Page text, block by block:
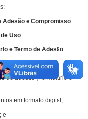
Adesão e Compromisso.
Uso.
e Termo de Adesão
de adesão (Formulário e
em formato digital;
e